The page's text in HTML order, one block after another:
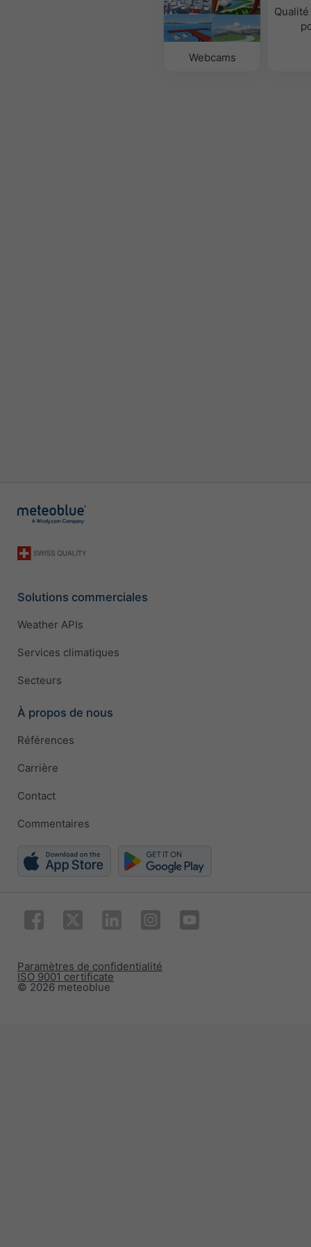
Webcams
Solutions commerciales
Weather APIs
Services climatiques
Secteurs
À propos de nous
Références
Carrière
Contact
Commentaires
© 2026 meteoblue
ISO 9001 certificate
Paramètres de confidentialité